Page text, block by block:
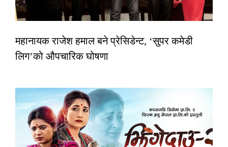
महानायक राजेश हमाल बने प्रेसिडेन्ट, ‘सुपर कमेडी
लिग’को औपचारिक घोषणा